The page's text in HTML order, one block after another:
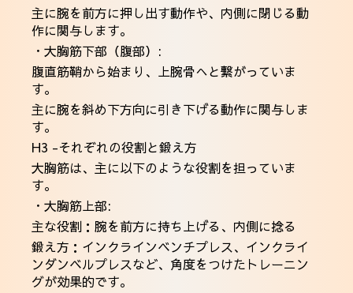
主に腕を前方に押し出す動作や、内側に閉じる動
作に関与します。
・大胸筋下部（腹部）:
腹直筋鞘から始まり、上腕骨へと繋がっていま
す。
主に腕を斜め下方向に引き下げる動作に関与しま
す。
H3 -それぞれの役割と鍛え方
大胸筋は、主に以下のような役割を担っていま
す。
・大胸筋上部:
主な役割：腕を前方に持ち上げる、内側に捻る
鍛え方：インクラインベンチプレス、インクライ
ンダンベルプレスなど、角度をつけたトレーニン
グが効果的です。